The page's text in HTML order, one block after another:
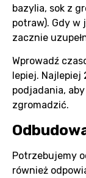
bazylia, sok z
potraw). Gdy w
zacznie
Wprowadź
lepiej. Najlepiej
podjadania,
zgromadzić.
Potrzebujemy
również